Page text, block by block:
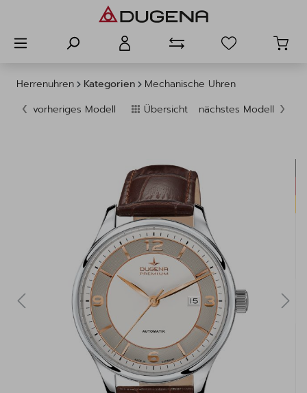
Herrenuhren Kategorien
Mechanische Uhren
vorheriges Modell
Übersicht nächstes Modell